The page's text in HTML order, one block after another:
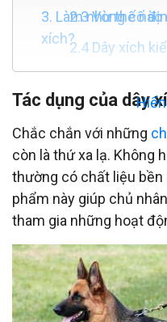
2.3 Vòng cố
2.4 Dây xích
2.6 Dây dắt
3. Làm như thế
xích?
Tác dụng của dây
Chắc chắn với những
còn là thứ xa lạ. Không
thường có chất liệu bền
phẩm này giúp chủ
tham gia những hoạt